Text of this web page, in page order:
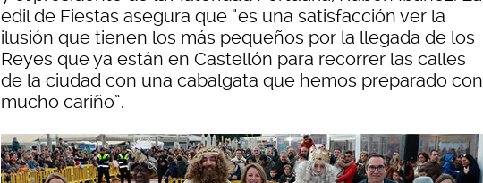
edil de Fiestas asegura que “es una satisfacción ver la
ilusión que tienen los más pequeños por la llegada de los
Reyes que ya están en Castellón para recorrer las calles
de la ciudad con una cabalgata que hemos preparado con
mucho cariño”.